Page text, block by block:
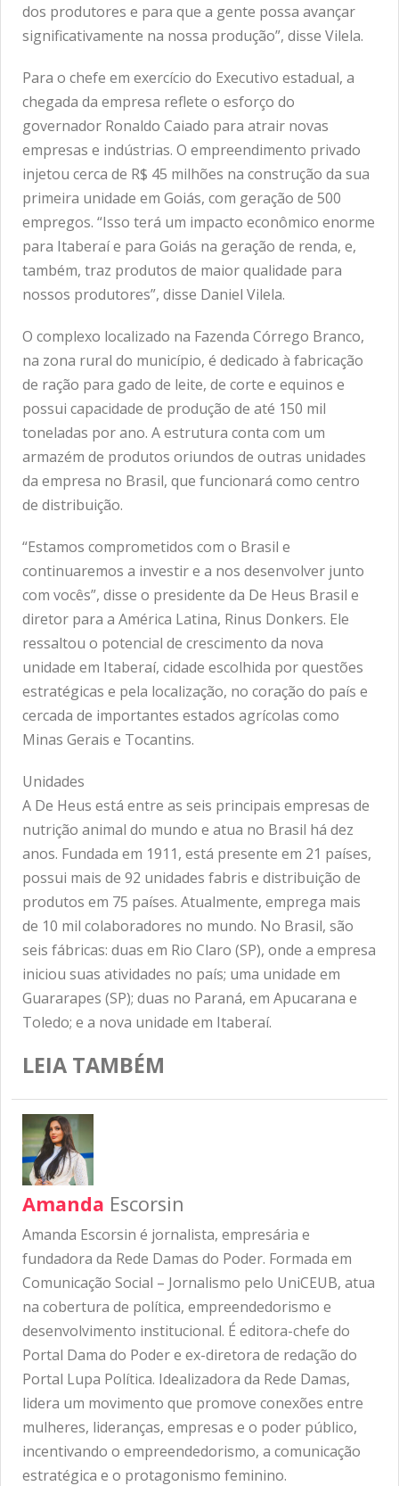
dos produtores e para que a gente possa avançar
significativamente na nossa produção”, disse Vilela.
Para o chefe em exercício do Executivo estadual, a
chegada da empresa reflete o esforço do
governador Ronaldo Caiado para atrair novas
empresas e indústrias. O empreendimento privado
injetou cerca de R$ 45 milhões na construção da sua
primeira unidade em Goiás, com geração de 500
empregos. “Isso terá um impacto econômico enorme
para Itaberaí e para Goiás na geração de renda, e,
também, traz produtos de maior qualidade para
nossos produtores”, disse Daniel Vilela.
O complexo localizado na Fazenda Córrego Branco,
na zona rural do município, é dedicado à fabricação
de ração para gado de leite, de corte e equinos e
possui capacidade de produção de até 150 mil
toneladas por ano. A estrutura conta com um
armazém de produtos oriundos de outras unidades
da empresa no Brasil, que funcionará como centro
de distribuição.
“Estamos comprometidos com o Brasil e
continuaremos a investir e a nos desenvolver junto
com vocês”, disse o presidente da De Heus Brasil e
diretor para a América Latina, Rinus Donkers. Ele
ressaltou o potencial de crescimento da nova
unidade em Itaberaí, cidade escolhida por questões
estratégicas e pela localização, no coração do país e
cercada de importantes estados agrícolas como
Minas Gerais e Tocantins.
Unidades
A De Heus está entre as seis principais empresas de
nutrição animal do mundo e atua no Brasil há dez
anos. Fundada em 1911, está presente em 21 países,
possui mais de 92 unidades fabris e distribuição de
produtos em 75 países. Atualmente, emprega mais
de 10 mil colaboradores no mundo. No Brasil, são
seis fábricas: duas em Rio Claro (SP), onde a empresa
iniciou suas atividades no país; uma unidade em
Guararapes (SP); duas no Paraná, em Apucarana e
Toledo; e a nova unidade em Itaberaí.
LEIA TAMBÉM
Amanda Escorsin
Amanda Escorsin é jornalista, empresária e
fundadora da Rede Damas do Poder. Formada em
Comunicação Social – Jornalismo pelo UniCEUB, atua
na cobertura de política, empreendedorismo e
desenvolvimento institucional. É editora-chefe do
Portal Dama do Poder e ex-diretora de redação do
Portal Lupa Política. Idealizadora da Rede Damas,
lidera um movimento que promove conexões entre
mulheres, lideranças, empresas e o poder público,
incentivando o empreendedorismo, a comunicação
estratégica e o protagonismo feminino.